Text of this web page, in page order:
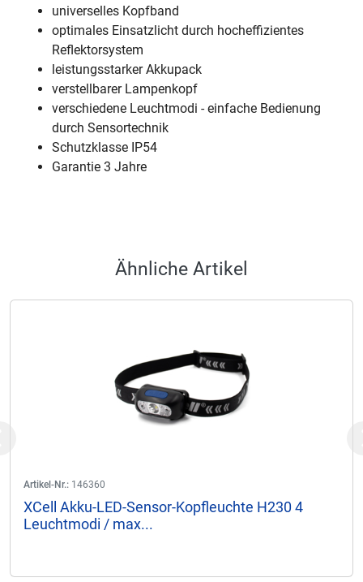
universelles Kopfband
optimales Einsatzlicht durch hocheffizientes
Reflektorsystem
leistungsstarker Akkupack
verstellbarer Lampenkopf
verschiedene Leuchtmodi - einfache Bedienung
durch Sensortechnik
Schutzklasse IP54
Garantie 3 Jahre
Ähnliche Artikel
Artikel-Nr.: 146360
XCell Akku-LED-Sensor-Kopfleuchte H230 4
Leuchtmodi / max...